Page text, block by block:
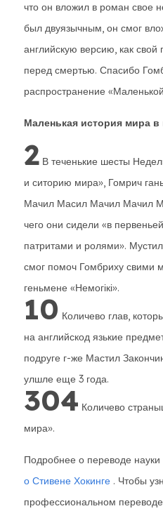
что он вложил в роман свое
был двуязычным, он смог
английскую версию, как
перед смертью. Спасибо
распространение
Маленькая история мира
2 В теченькие шесты
и ситорию мира», Гомрич
Мачил Масил Мачил Мачил
чего они сидели «в
патритами и ролями».
смог помоч Гомбриху свими
геньмене «Немогікі».
10 Количево глав,
на английскод язькие
подруге г-же Мастил
улшле еще 3 года.
304 Количево
мира».
Подробнее о переводе науки
о Стивене Хокинге . Чтобы
профессиональном